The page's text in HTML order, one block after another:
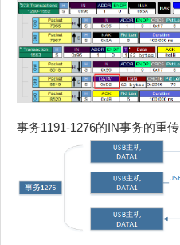
事务1191-1276的IN事务的重传